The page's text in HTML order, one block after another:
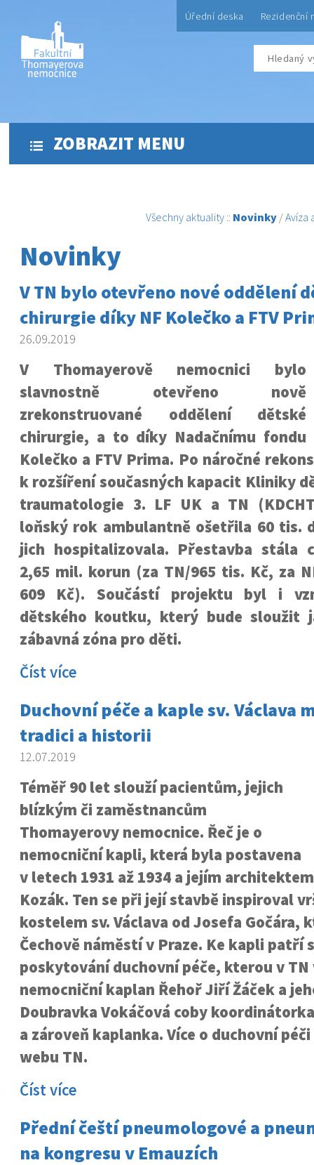
Úřední deska Rezidenční
ZOBRAZIT MENU
Všechny aktuality :: Novinky /Avíza
Novinky
V TN bylo otevřeno nové oddělení
chirurgie díky NF Kolečko a FTV
26.09.2019
V Thomayerově nemocnici bylo
slavnostně otevřeno nově
zrekonstruované oddělení dětské
chirurgie, a to díky Nadačnímu fondu
Kolečko a FTV Prima. Po náročné
k rozšíření současných kapacit Kliniky
traumatologie 3. LF UK a TN
loňský rok ambulantně ošetřila 60 tis.
jich hospitalizovala. Přestavba stála
2,65 mil. korun (za TN/965 tis. Kč, za
609 Kč). Součástí projektu byl i
dětského koutku, který bude sloužit
zábavná zóna pro děti.
Číst více
Duchovní péče a kaple sv. Václava
tradici a historii
12.07.2019
Téměř 90 let slouží pacientům, jejich
blízkým či zaměstnancům
Thomayerovy nemocnice. Řeč je o
nemocniční kapli, která byla postavena
v letech 1931 až 1934 a jejím
Kozák. Ten se při její stavbě inspiroval
kostelem sv. Václava od Josefa Gočára,
Čechově náměstí v Praze. Ke kapli patří
poskytování duchovní péče, kterou v TN
nemocniční kaplan Řehoř Jiří Žáček a
Doubravka Vokáčová coby
a zároveň kaplanka. Více o duchovní
webu TN.
Číst více
Přední čeští pneumologové a
na kongresu v Emauzích